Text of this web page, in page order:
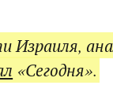
Израиля,
«Сегодня».